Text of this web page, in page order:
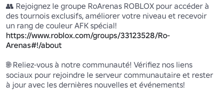
👥 Rejoignez le groupe RoArenas ROBLOX pour accéder à
des tournois exclusifs, améliorer votre niveau et recevoir
https://www.roblox.com/groups/33123528/Ro-
Arenas#!/about
🌐 Reliez-vous à notre communauté! Vérifiez nos liens
sociaux pour rejoindre le serveur communautaire et rester
à jour avec les dernières nouvelles et événements!